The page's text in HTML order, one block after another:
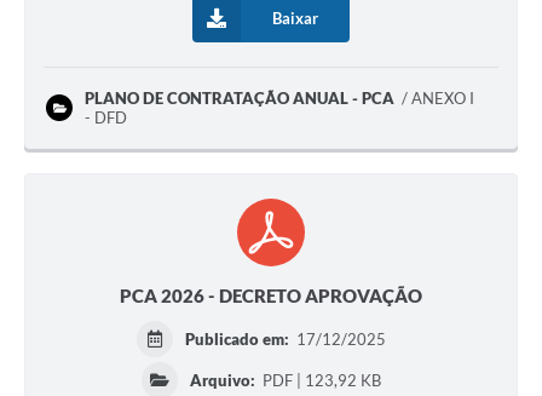
Baixar
PLANO DE CONTRATAÇÃO ANUAL - PCA
ANEXO I
- DFD
PCA 2026 - DECRETO APROVAÇÃO
Publicado em: 17/12/2025
Arquivo: PDF | 123,92 KB